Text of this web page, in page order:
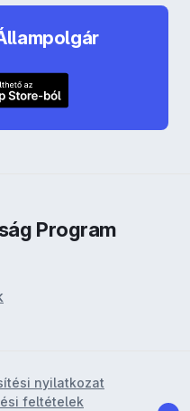
Program
nyilatkozat
feltételek